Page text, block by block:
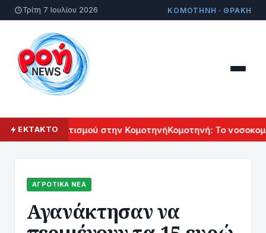
Τρίτη 7 Ιουλίου 2026 ΚΟΜΟΤΗΝΗ · ΘΡΑΚΗ
ΕΚΤΑΚΤΟΠολιτισμού στην ΚομοτηνήΚομοτηνή: Το
ΑΓΡΟΤΙΚΆ ΝΈΑ
Αγανάκτησαν να